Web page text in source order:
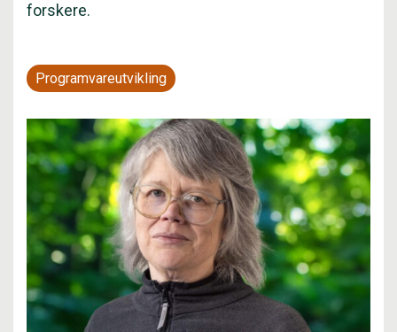
forskere.
Programvareutvikling